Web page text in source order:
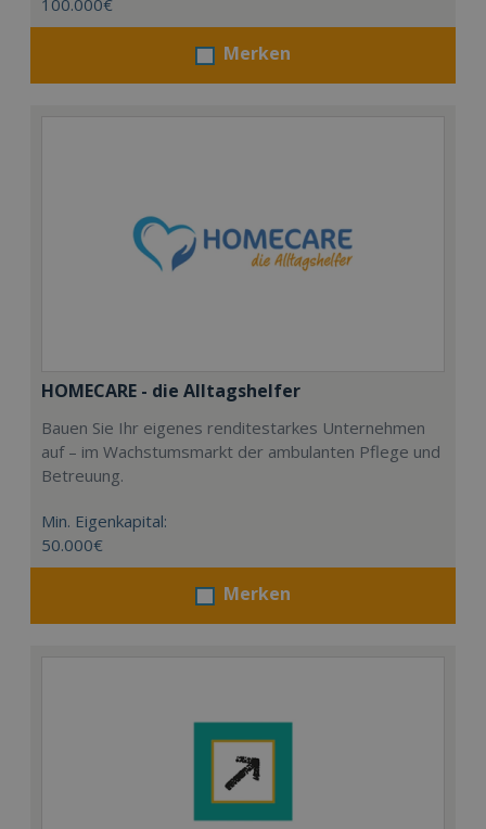
100.000€
Merken
HOMECARE - die Alltagshelfer
Bauen Sie Ihr eigenes renditestarkes Unternehmen
auf – im Wachstumsmarkt der ambulanten Pflege und
Betreuung.
Min. Eigenkapital:
50.000€
Merken